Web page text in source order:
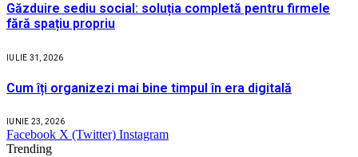
Găzduire sediu social: soluția completă pentru firmele
fără spațiu propriu
IULIE 31, 2026
Cum îți organizezi mai bine timpul în era digitală
IUNIE 23, 2026
Facebook X (Twitter) Instagram
Trending